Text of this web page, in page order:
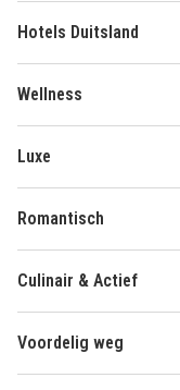
Hotels Duitsland
Wellness
Luxe
Romantisch
Culinair & Actief
Voordelig weg